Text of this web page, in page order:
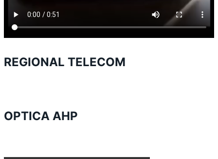
REGIONAL TELECOM
OPTICA AHP